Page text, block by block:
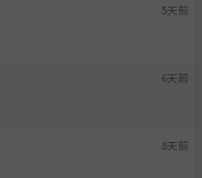
5天前
6天前
8天前